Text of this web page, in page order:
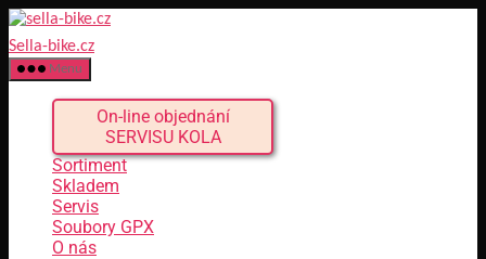
Skip
to
the
content
sella- Menu
On-line objednání
SERVISU KOLA
Sortiment
Skladem
Servis
Soubory GPX
O nás